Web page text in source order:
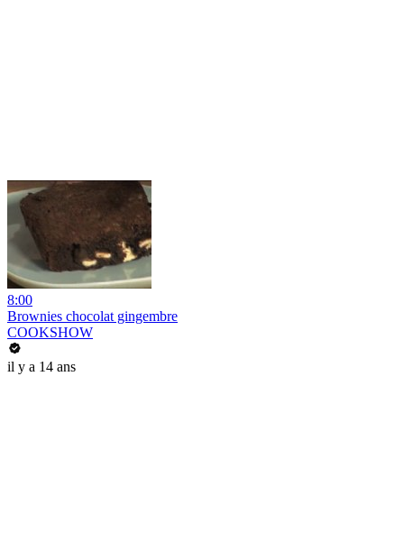
8:00
Brownies chocolat gingembre
COOKSHOW
il y a 14 ans